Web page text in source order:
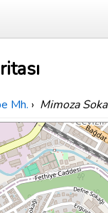
Mh. › Mimoza